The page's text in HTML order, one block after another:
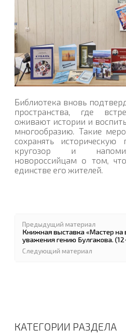
Библиотека вновь
пространства, где
оживают истории и
многообразию. Такие
сохранять историческую
кругозор и
новороссийцам о том,
единстве его жителей.
Предыдущий материал
Книжная выставка «Мастер на
уважения гению Булгакова.
Следующий материал
КАТЕГОРИИ РАЗДЕЛА